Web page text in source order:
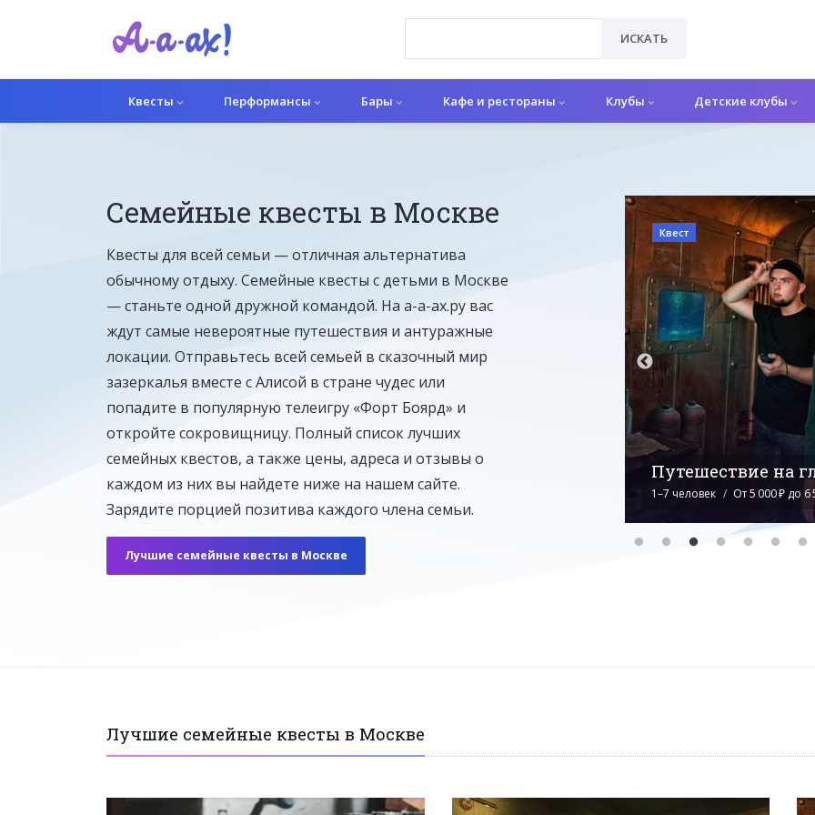
ИСКАТЬ
Квесты Перформансы Бары Кафе и рестораны Клубы Детские клубы
Семейные квесты в Москве
Квесты для всей семьи — отличная альтернатива
обычному отдыху. Семейные квесты с детьми в Москве
— станьте одной дружной командой. На а-а-ах.ру вас
ждут самые невероятные путешествия и антуражные
локации. Отправьтесь всей семьей в сказочный мир
зазеркалья вместе с Алисой в стране чудес или
попадите в популярную телеигру «Форт Боярд» и
откройте сокровищницу. Полный список лучших
семейных квестов, а также цены, адреса и отзывы о
каждом из них вы найдете ниже на нашем сайте.
Зарядите порцией позитива каждого члена семьи.
Лучшие семейные квесты в Москве
Алхимик
2–6 человек От 5 500 ₽ до 9 000 ₽ (5 / 5)
Квест
Путешествие на
1–7 человек От 5 000 ₽ до 6
Лучшие семейные квесты в Москве